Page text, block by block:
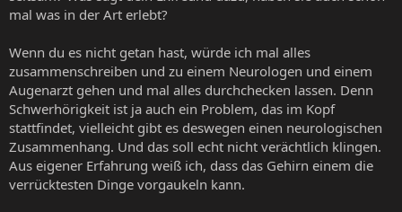
mal was in der Art erlebt?
Wenn du es nicht getan hast, würde ich mal alles
zusammenschreiben und zu einem Neurologen und einem
Augenarzt gehen und mal alles durchchecken lassen. Denn
Schwerhörigkeit ist ja auch ein Problem, das im Kopf
stattfindet, vielleicht gibt es deswegen einen neurologischen
Zusammenhang. Und das soll echt nicht verächtlich klingen.
Aus eigener Erfahrung weiß ich, dass das Gehirn einem die
verrücktesten Dinge vorgaukeln kann.